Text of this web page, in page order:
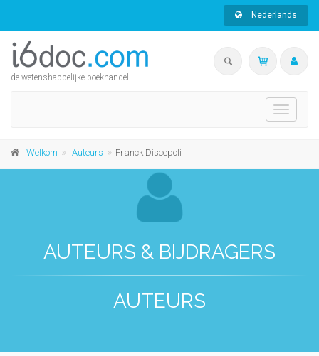
Nederlands
de wetenshappelijke boekhandel
Toggle
Welkom Auteurs Franck Discepoli
AUTEURS & BIJDRAGERS
AUTEURS